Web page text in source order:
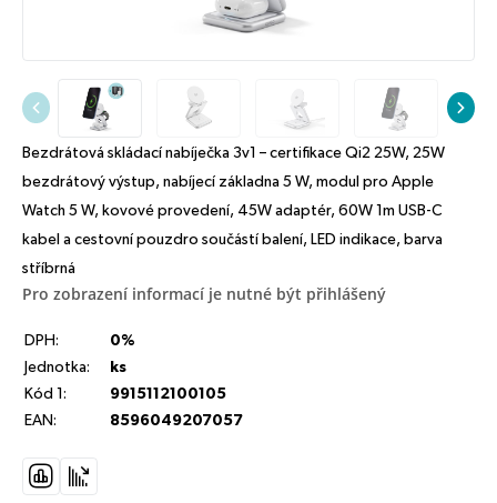
Bezdrátová skládací nabíječka 3v1 – certifikace Qi2 25W, 25W
bezdrátový výstup, nabíjecí základna 5 W, modul pro Apple
Watch 5 W, kovové provedení, 45W adaptér, 60W 1m USB-C
kabel a cestovní pouzdro součástí balení, LED indikace, barva
stříbrná
Pro zobrazení informací je nutné být přihlášený
DPH:
0%
Jednotka:
ks
Kód 1:
9915112100105
EAN:
8596049207057